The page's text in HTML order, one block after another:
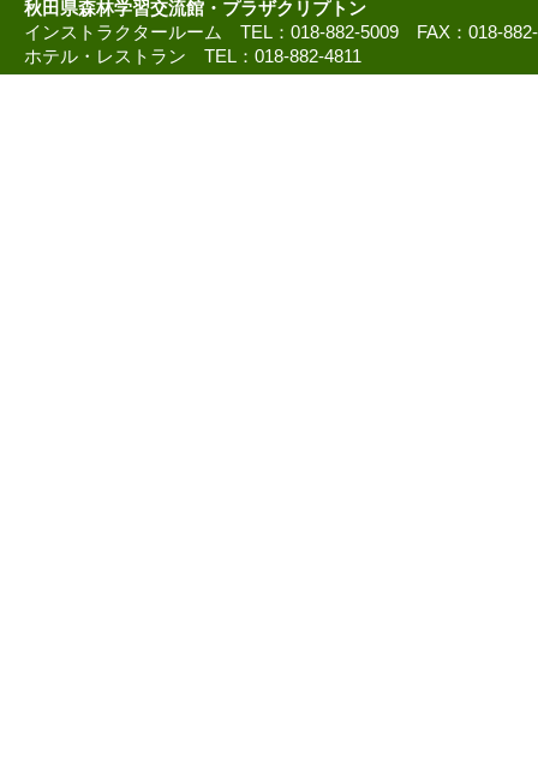
秋田県森林学習交流館・プラザクリプトン
インストラクタールーム TEL：018-882-5009 FAX：018-
ホテル・レストラン TEL：018-882-4811